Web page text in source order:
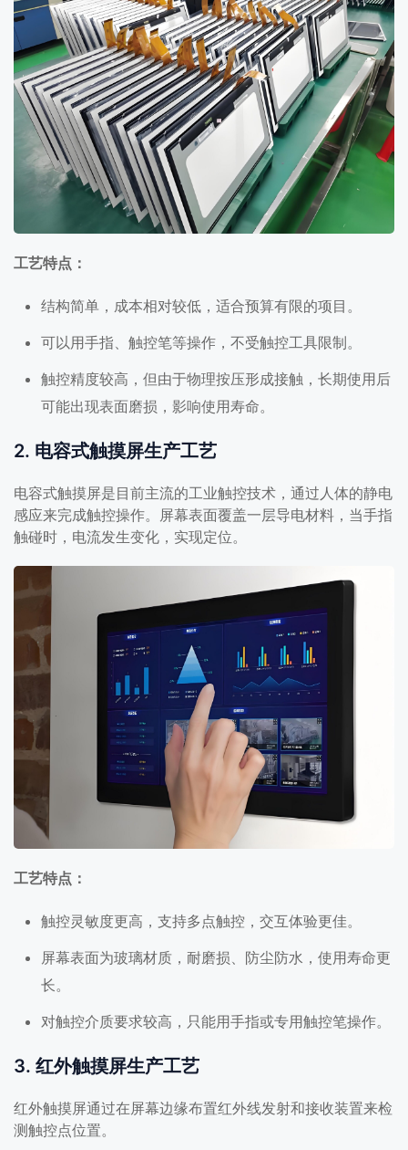
工艺特点：
结构简单，成本相对较低，适合预算有限的项目。
可以用手指、触控笔等操作，不受触控工具限制。
触控精度较高，但由于物理按压形成接触，长期使用后
可能出现表面磨损，影响使用寿命。
2. 电容式触摸屏生产工艺
电容式触摸屏是目前主流的工业触控技术，通过人体的静电
感应来完成触控操作。屏幕表面覆盖一层导电材料，当手指
触碰时，电流发生变化，实现定位。
工艺特点：
触控灵敏度更高，支持多点触控，交互体验更佳。
屏幕表面为玻璃材质，耐磨损、防尘防水，使用寿命更
长。
对触控介质要求较高，只能用手指或专用触控笔操作。
3. 红外触摸屏生产工艺
红外触摸屏通过在屏幕边缘布置红外线发射和接收装置来检
测触控点位置。